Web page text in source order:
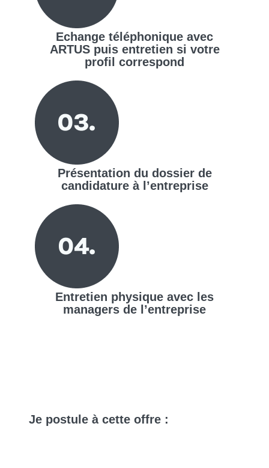
Echange téléphonique avec
ARTUS puis entretien si votre
profil correspond
Présentation du dossier de
candidature à l’entreprise
Entretien physique avec les
managers de l’entreprise
Je postule à cette offre :